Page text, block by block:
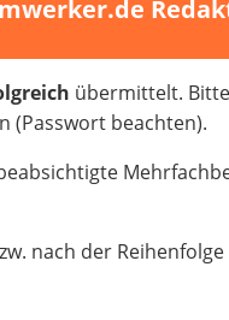
übermittelt.
(Passwort beachten).
nach der